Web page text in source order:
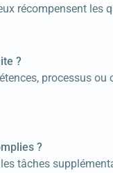
récompensent les
?
processus
?
tâches